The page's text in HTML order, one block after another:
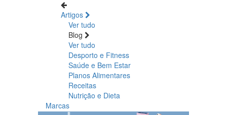
Artigos
Ver tudo
Blog
Ver tudo
Desporto e Fitness
Saúde e Bem Estar
Planos Alimentares
Receitas
Nutrição e Dieta
Marcas